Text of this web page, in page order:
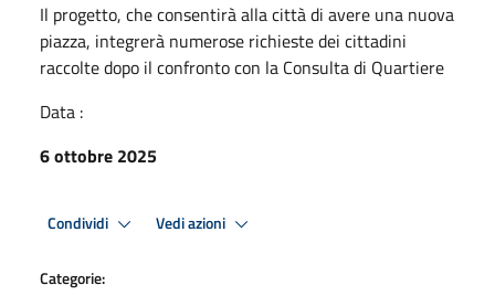
Il progetto, che consentirà alla città di avere una nuova
piazza, integrerà numerose richieste dei cittadini
raccolte dopo il confronto con la Consulta di Quartiere
Data :
6 ottobre 2025
Condividi Vedi azioni
Categorie: